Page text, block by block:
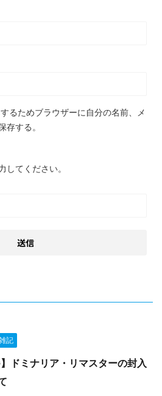
るためブラウザーに自分の名前、メ
存する。
してください。
記
】ドミナリア・リマスターの封入